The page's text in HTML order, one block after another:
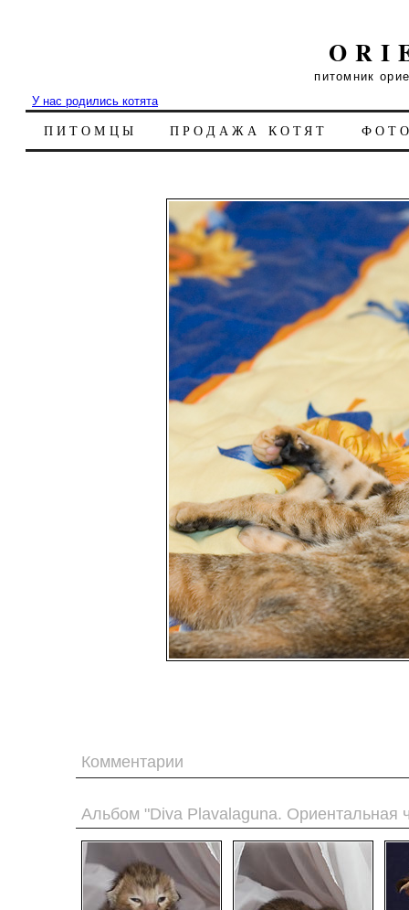
питомник
У нас родились котята
ПИТОМЦЫ ПРОДАЖА КОТЯТ
Комментарии
Альбом "Diva Plavalaguna. Ориентальная